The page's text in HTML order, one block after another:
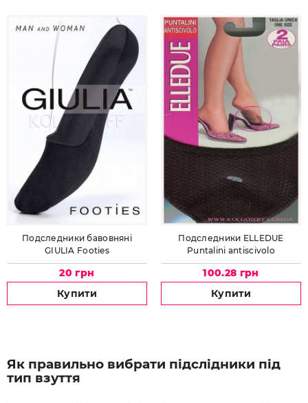
Подследники бавовняні
GIULIA Footies
20 грн
Купити
Подследники ELLEDUE
Puntalini antiscivolo
100.28 грн
Купити
Як правильно вибрати підслідники під
тип взуття